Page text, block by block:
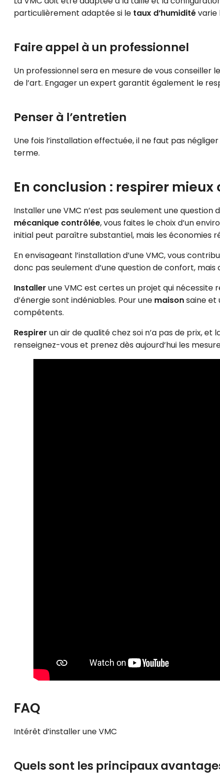
particulièrement adaptée si le taux d’humiditévarie
Faire appel à un professionnel
Un professionnel sera en mesure de vous conseiller
de l’art. Engager un expert garantit également le
Penser à l’entretien
Une fois l’installation effectuée, il ne faut pas
terme.
En conclusion : respirer mieux
Installer une VMC n’est pas seulement une
mécanique contrôlée, vous faites le choix d’un
initial peut paraître substantiel, mais les économies
En envisageant l’installation d’une VMC, vous
donc pas seulement d’une question de confort,
Installer une VMC est certes un projet qui nécessite
d’énergie sont indéniables. Pour une maisonsaine et
compétents.
Respirer un air de qualité chez soi n’a pas de prix, et
renseignez-vous et prenez dès aujourd’hui les
FAQ
Intérêt d’installer une VMC
Quels sont les principaux